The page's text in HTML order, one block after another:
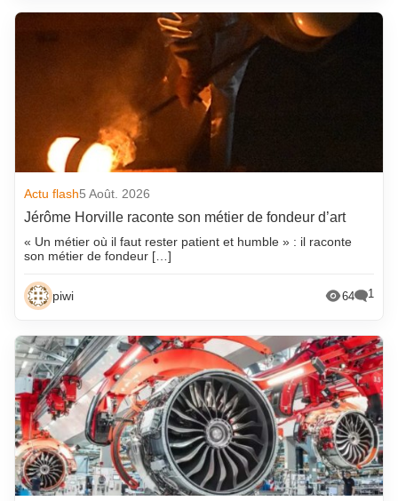
Actu flash5 Août. 2026
Jérôme Horville raconte son métier de fondeur d’art
« Un métier où il faut rester patient et humble » : il raconte
son métier de fondeur […]
piwi 64 1